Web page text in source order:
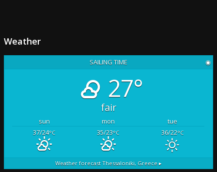
Weather
SAILING TIME ◉
27°
fair
sun mon
tue
37/24°C 35/23°C 36/22°C
Weather forecast Thessaloniki, Greece ▸